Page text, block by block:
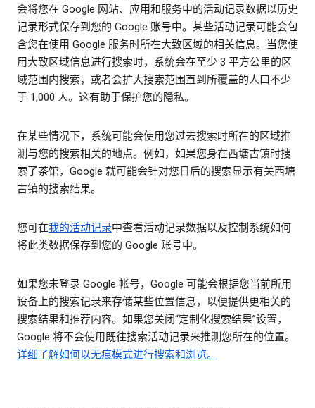
会将您在 Google 网站、应用和服务中的活动记录数据以历史
记录形式保存到您的 Google 账号中。某些活动记录可能会包
含您在使用 Google 服务时所在大致区域的相关信息。当您使
用大致区域信息进行搜索时，系统会在至少 3 平方公里的区
域范围内搜索，或者会扩大搜索范围直到所覆盖的人口不少
于 1,000 人。这有助于保护您的隐私。
在某些情况下，系统可能会使用您过去搜索时所在的区域推
测与您的搜索相关的地点。例如，如果您身在西塘古镇时搜
索了茶馆，Google 就可能会针对您日后的搜索显示有关西塘
古镇的搜索结果。
您可在我的活动记录中查看活动记录数据以及控制系统如何
将此类数据保存到您的 Google 账号中。
如果您未登录 Google 帐号，Google 可能会根据您当前所用
设备上的搜索记录来存储某些位置信息，以便提供更相关的
搜索结果和推荐内容。如果您关闭“定制化搜索结果”设置，
Google 将不会使用既往搜索活动记录来推测您所在的位置。
详细了解如何以无痕模式进行搜索和浏览。